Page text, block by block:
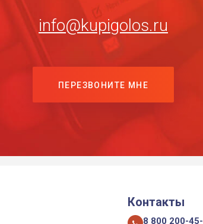
info@kupigolos.ru
ПЕРЕЗВОНИТЕ МНЕ
Контакты
8 800 200-